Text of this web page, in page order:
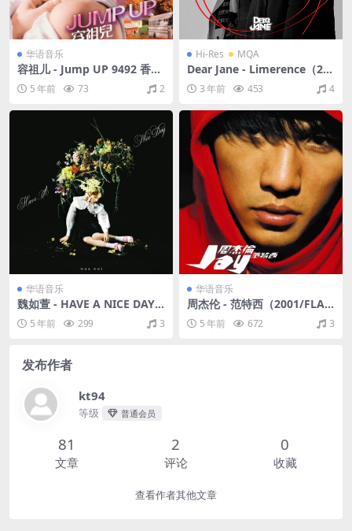
华语音乐
容祖儿 - Jump UP 9492 香港
版 2006（WAV+CUE/整轨/41
2M）5 年前 73 2
Hi-Res MQA
Dear Jane - Limerence（20
20/FLAC/分轨/580M）(MQ
A/24bit/48kHz)
3 年前 453 4
华语音乐
魏如萱 - HAVE A NICE DAY
（2021/FLAC/分轨/279M）
5 年前 299 3
华语音乐
周杰伦 - 范特西（2001/FLA
C/分轨/265M）
5 年前 672 3
发布作者
kt94
等级 普通会员
81
文章
2
评论
0
收藏
查看作者其他文章